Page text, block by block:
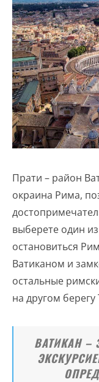
Прати – район
окраина Рима,
выберете один
остановиться
Ватиканом и
остальные
на другом берегу
ВАТИКАН –